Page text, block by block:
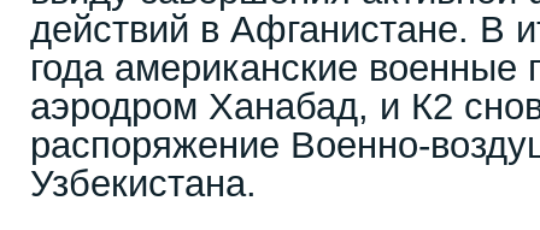
действий в Афганистане. В
года американские военные
аэродром Ханабад, и К2
распоряжение Военно-
Узбекистана.